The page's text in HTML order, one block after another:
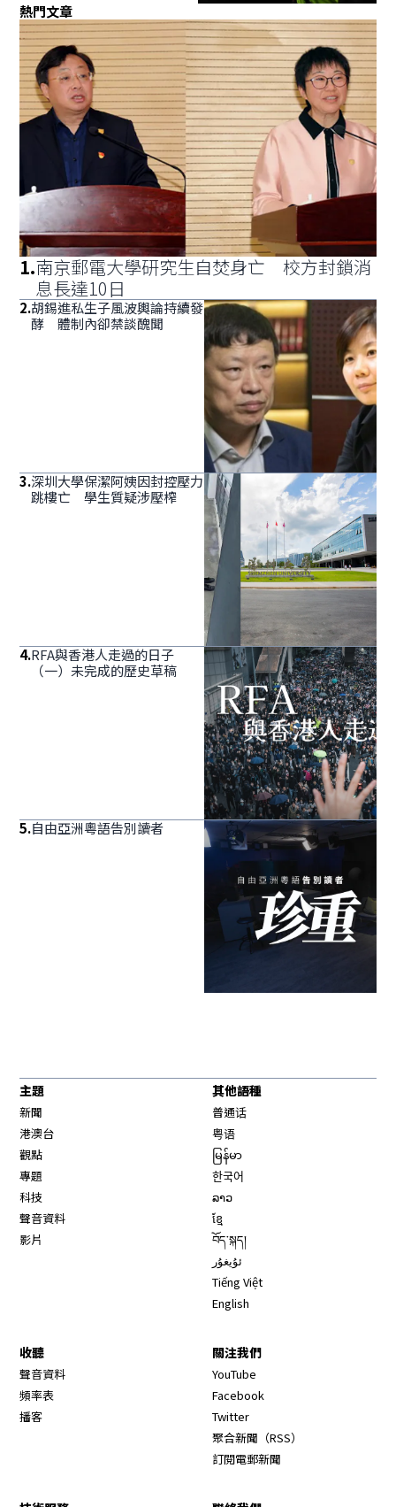
熱門文章
1.南京郵電大學研究生自焚身亡 校方封鎖消
息長達10日
2.胡錫進私生子風波輿論持續發
酵 體制內卻禁談醜聞
3.深圳大學保潔阿姨因封控壓力
跳樓亡 學生質疑涉壓榨
4.RFA與香港人走過的日子
（一）未完成的歷史草稿
5.自由亞洲粵語告別讀者
主題
新聞
港澳台
觀點
專題
科技
聲音資料
影片
其他語種
普通话
粤语
မြန်မာ
한국어
ລາວ
ខ្មែ
བོད་སྐད།
ئۇيغۇر
Tiếng Việt
English
收聽
聲音資料
頻率表
播客
關注我們
YouTube
Facebook
Twitter
聚合新聞（RSS）
訂閱電郵新聞